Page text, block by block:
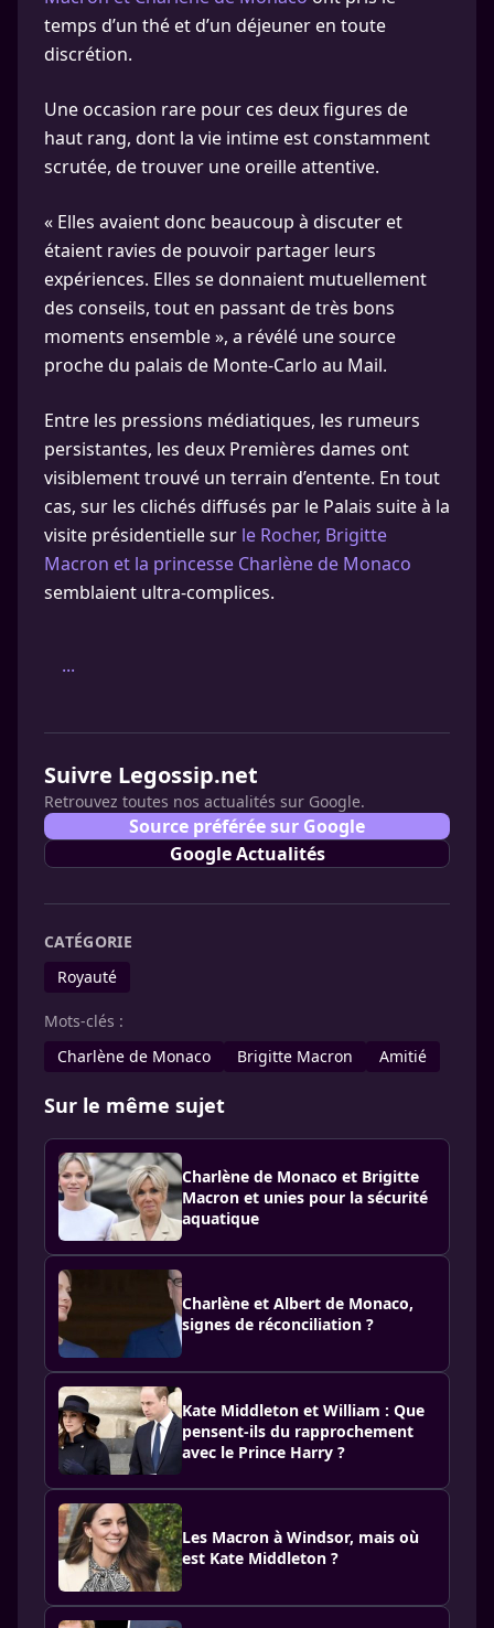
temps d’un thé et d’un déjeuner en toute
discrétion.
Une occasion rare pour ces deux figures de
haut rang, dont la vie intime est constamment
scrutée, de trouver une oreille attentive.
« Elles avaient donc beaucoup à discuter et
étaient ravies de pouvoir partager leurs
expériences. Elles se donnaient mutuellement
des conseils, tout en passant de très bons
moments ensemble », a révélé une source
proche du palais de Monte-Carlo au Mail.
Entre les pressions médiatiques, les rumeurs
persistantes, les deux Premières dames ont
visiblement trouvé un terrain d’entente. En tout
cas, sur les clichés diffusés par le Palais suite à la
visite présidentielle sur le Rocher, Brigitte
Macron et la princesse Charlène de Monaco
semblaient ultra-complices.
...
Suivre Legossip.net
Retrouvez toutes nos actualités sur Google.
Source préférée sur Google
Google Actualités
CATÉGORIE
Royauté
Mots-clés :
Charlène de Monaco
Brigitte Macron Amitié
Sur le même sujet
Charlène de Monaco et Brigitte
Macron et unies pour la sécurité
aquatique
Charlène et Albert de Monaco,
signes de réconciliation ?
Kate Middleton et William : Que
pensent-ils du rapprochement
avec le Prince Harry ?
Les Macron à Windsor, mais où
est Kate Middleton ?